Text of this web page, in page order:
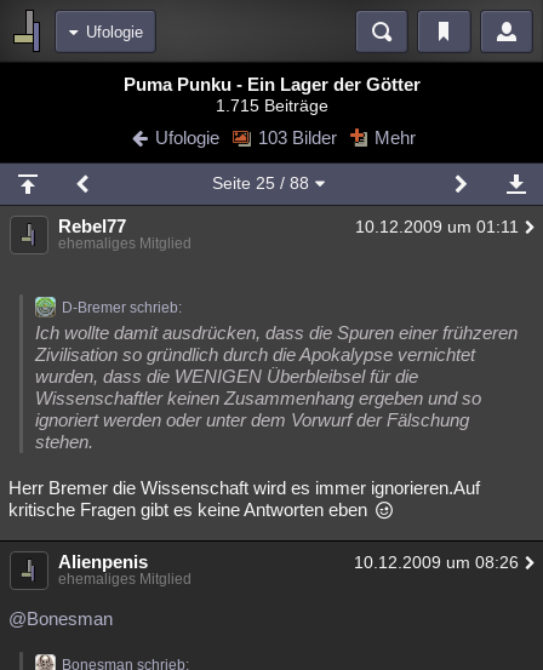
Ufologie
Blogs Videos
Chat Wiki Neuigkeiten
meine Rubriken
Menschen Mystery Kriminalfälle
Natur Umfragen Unterhaltung
weitere Rubriken
Philosophie Träume Orte Esoterik Literatur
Astronomie
Musik Clash Verbesserungen Allmystery English
Besucht Teilgenommen Geschlossen
Lesenswert
Puma Punku - Ein Lager der Götter
1.715 Beiträge
Ufologie 103 Bilder Mehr
Seite 25 / 88
Rebel77 10.12.2009 um 01:11
ehemaliges Mitglied
D-Bremer schrieb:
Ich wollte damit ausdrücken, dass die Spuren einer frühzeren
Zivilisation so gründlich durch die Apokalypse vernichtet
wurden, dass die WENIGEN Überbleibsel für die
Wissenschaftler keinen Zusammenhang ergeben und so
ignoriert werden oder unter dem Vorwurf der Fälschung
stehen.
Herr Bremer die Wissenschaft wird es immer ignorieren.Auf
kritische Fragen gibt es keine Antworten eben
Alienpenis 10.12.2009 um 08:26
ehemaliges Mitglied
@Bonesman
Bonesman schrieb: